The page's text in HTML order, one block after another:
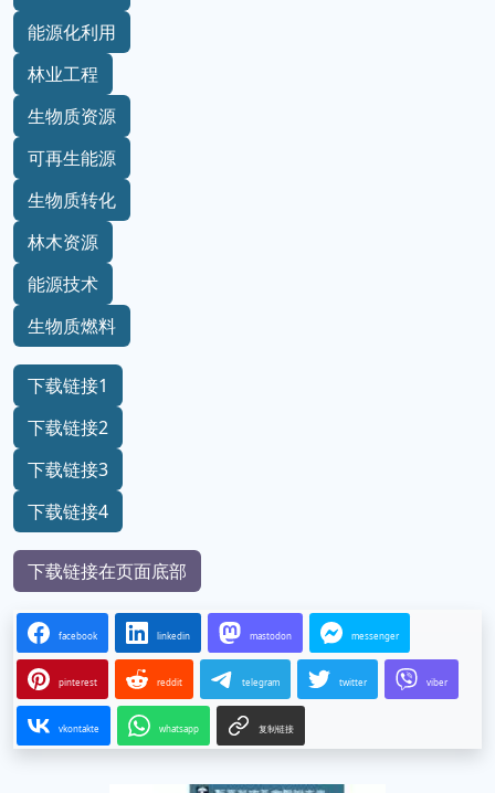
能源化利用
林业工程
生物质资源
可再生能源
生物质转化
林木资源
能源技术
生物质燃料
下载链接1
下载链接2
下载链接3
下载链接4
下载链接在页面底部
facebook linkedin mastodon messenger
pinterest reddit telegram twitter viber
vkontakte whatsapp 复制链接